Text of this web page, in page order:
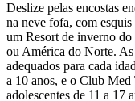
Deslize pelas encostas
na neve fofa, com
um Resort de inverno
ou América do Norte.
adequados para cada
a 10 anos, e o Club Med
adolescentes de 11 a 17